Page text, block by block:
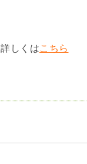
詳しくはこちら